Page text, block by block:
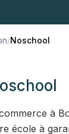
/Noschool
à
école à